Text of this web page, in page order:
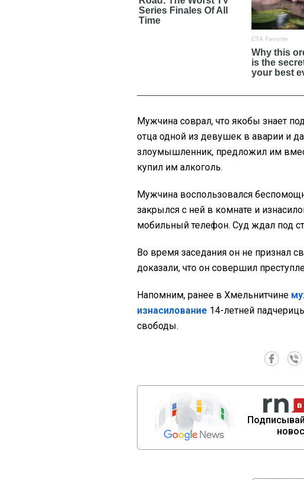
Мужчина соврал, что якобы знает
отца одной из девушек в аварии и
злоумышленник, предложил им
купил им алкоголь.
Мужчина воспользовался
закрылся с ней в комнате и
мобильный телефон. Суд ждал под
Во время заседания он не признал
доказали, что он совершил
Напомним, ранее в Хмельнитчине
изнасилование 14-летней
свободы.